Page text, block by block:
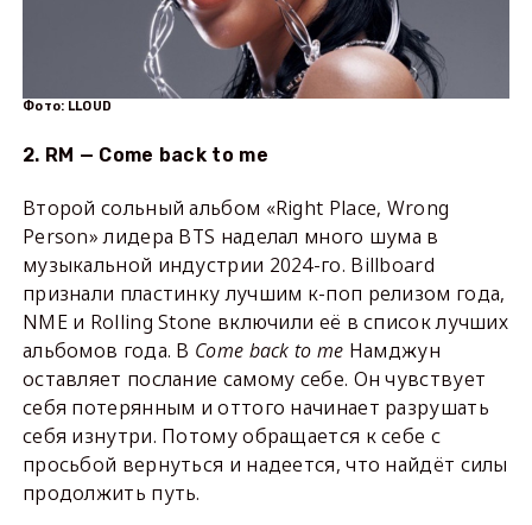
Фото: LLOUD
2. RM — Come back to me
Второй сольный альбом «Right Place, Wrong
Person» лидера BTS наделал много шума в
музыкальной индустрии 2024-го. Billboard
признали пластинку лучшим к-поп релизом года,
NME и Rolling Stone включили её в список лучших
альбомов года. В Come back to me Намджун
оставляет послание самому себе. Он чувствует
себя потерянным и оттого начинает разрушать
себя изнутри. Потому обращается к себе с
просьбой вернуться и надеется, что найдёт силы
продолжить путь.